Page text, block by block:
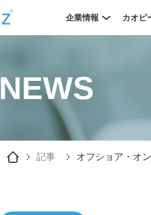
企業情報 カオピ
NEWS
記事 オフショア・オ